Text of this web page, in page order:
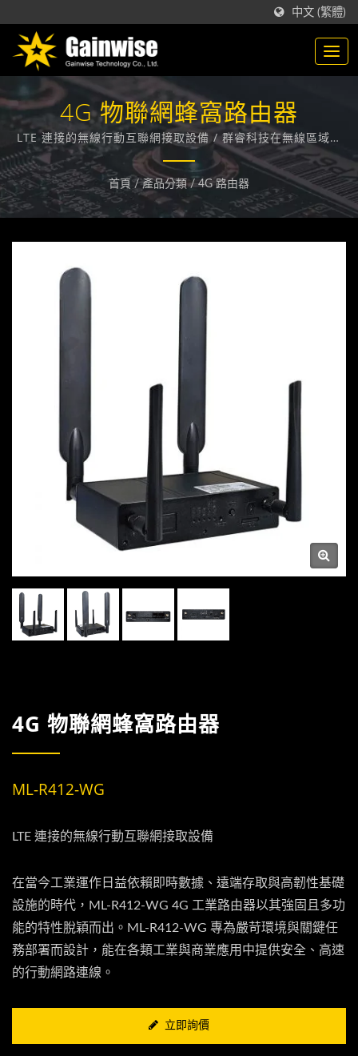
中文 (繁體)
4G 物聯網蜂窩路由器
LTE 連接的無線行動互聯網接取設備 / 群睿科技在無線區域迴
路 (WLL) 與 固定無線終端(FWT) 領域，技術領先業界，在台
灣，致力於為各大電信業者提供通訊技術相關的解決方案。
首頁 / 產品分類 / 4G 路由器
4G 物聯網蜂窩路由器
ML-R412-WG
LTE 連接的無線行動互聯網接取設備
在當今工業運作日益依賴即時數據、遠端存取與高韌性基礎
設施的時代，ML-R412-WG 4G 工業路由器以其強固且多功
能的特性脫穎而出。ML-R412-WG 專為嚴苛環境與關鍵任
務部署而設計，能在各類工業與商業應用中提供安全、高速
的行動網路連線。
立即詢價